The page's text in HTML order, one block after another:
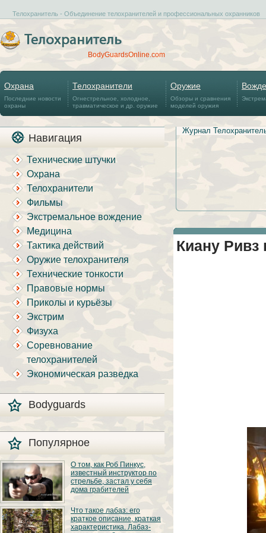
Телохранитель - Объединение телохранителей и профессиональных охранников
BodyGuardsOnline.com
Охрана
Последние новости
охраны
Телохранители
Огнестрельное, холодное,
травматическое и др. оружие
Оружие
Обзоры и сравнения
моделей оружия
Навигация
Технические штучки
Охрана
Телохранители
Фильмы
Экстремальное вождение
Медицина
Тактика действий
Оружие телохранителя
Технические тонкости
Правовые нормы
Приколы и курьёзы
Экстрим
Физуха
Соревнование
телохранителей
Экономическая разведка
Bodyguards
Популярное
О том, как Роб Пинкус,
известный инструктор по
стрельбе, застал у себя
дома грабителей
Вот вы всё говорите:
«В США круто, там
можно любого
постороннего в своём
Что такое лабаз: его
краткое описание, краткая
характеристика. Лабаз-
Журнал
Киану Ривз